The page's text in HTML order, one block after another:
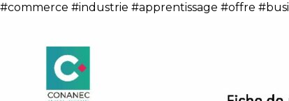
#commerce #industrie #apprentissage #offre